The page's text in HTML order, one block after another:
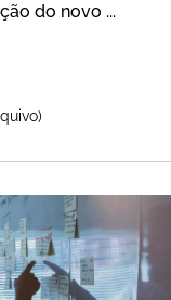
do novo ...
o
da